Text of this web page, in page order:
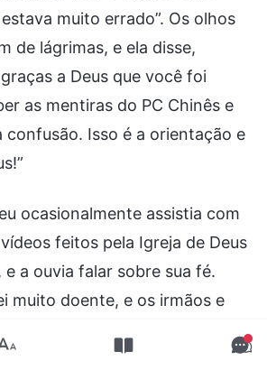
muito errado”. Os olhos
de lágrimas, e ela disse,
a Deus que você foi
as mentiras do PC Chinês e
confusão. Isso é a orientação e
ocasionalmente assistia com
feitos pela Igreja de Deus
a ouvia falar sobre sua fé.
muito doente, e os irmãos e
tão fria e indiferente, a